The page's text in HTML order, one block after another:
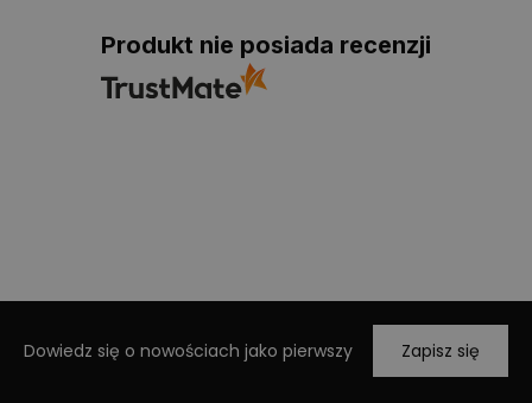
Produkt nie posiada recenzji
Dowiedz się o nowościach jako pierwszy Zapisz się